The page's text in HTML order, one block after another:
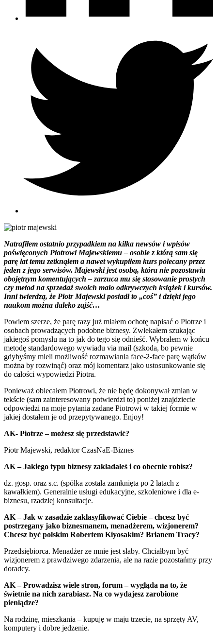
Natrafiłem ostatnio przypadkiem na kilka newsów i wpisów
poświęconych Piotrowi Majewskiemu – osobie z którą sam się
parę lat temu zetknąłem a nawet wykupiłem kurs polecany przez
jeden z jego serwisów. Majewski jest osobą, która nie pozostawia
obojętnym komentujących – zarzuca mu się stosowanie prostych
czy metod na sprzedaż swoich mało odkrywczych książek i kursów.
Inni twierdzą, że Piotr Majewski posiadł to „coś” i dzięki jego
naukom można daleko zajść…
Powiem szerze, że parę razy już miałem ochotę napisać o Piotrze i
osobach prowadzących podobne biznesy. Zwlekałem szukając
jakiegoś pomysłu na to jak do tego się odnieść. Wybrałem w końcu
metodę standardowego wywiadu via mail (szkoda, bo pewnie
gdybyśmy mieli możliwość rozmawiania face-2-face parę wątków
można by rozwinąć) oraz mój komentarz jako ustosunkowanie się
do całości wypowiedzi Piotra.
Ponieważ obiecałem Piotrowi, że nie będę dokonywał zmian w
tekście (sam zainteresowany potwierdzi to) poniżej znajdziecie
odpowiedzi na moje pytania zadane Piotrowi w takiej formie w
jakiej dostałem je od przepytywanego. Enjoy!
AK- Piotrze – możesz się przedstawić?
Piotr Majewski, redaktor CzasNaE-Biznes
AK – Jakiego typu biznesy zakładałeś i co obecnie robisz?
dz. gosp. oraz s.c. (spółka została zamknięta po 2 latach z
kawałkiem). Generalnie usługi edukacyjne, szkoleniowe i dla e-
biznesu, rzadziej konsultacje.
AK – Jak w zasadzie zaklasyfikować Ciebie – chcesz być
postrzegany jako biznesmanem, menadżerem, wizjonerem?
Chcesz być polskim Robertem Kiyosakim? Brianem Tracy?
Przedsiębiorca. Menadżer ze mnie jest słaby. Chciałbym być
wizjonerem z prawdziwego zdarzenia, ale na razie pozostańmy przy
doradcy.
AK – Prowadzisz wiele stron, forum – wygląda na to, że
świetnie na nich zarabiasz. Na co wydajesz zarobione
pieniądze?
Na rodzinę, mieszkania – kupuję w maju trzecie, na sprzęty AV,
komputery i dobre jedzenie.